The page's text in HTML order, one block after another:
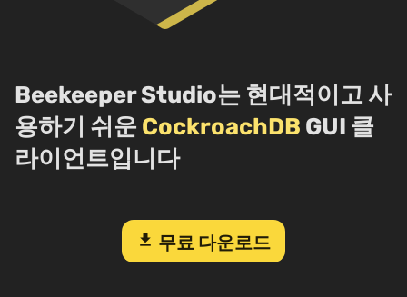
Beekeeper Studio는 현대적이고 사
용하기 쉬운 CockroachDB GUI 클
라이언트입니다
download 무료 다운로드